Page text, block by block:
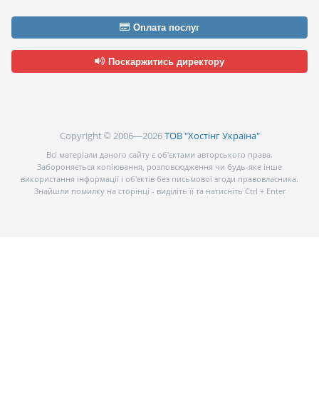
Оплата послуг
Поскаржитись директору
Copyright © 2006—2026ТОВ "Хостінг Україна"
Всі матеріали даного сайту є об’єктами авторського права.
Забороняється копіювання, розповсюдження чи будь-яке інше
використання інформації і об’єктів без письмової згоди правовласника.
Знайшли помилку на сторінці - виділіть її та натисніть Ctrl + Enter